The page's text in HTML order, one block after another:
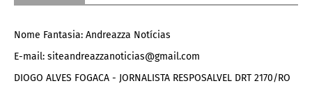
Nome Fantasia: Andreazza Notícias
E-mail: siteandreazzanoticias@gmail.com
DIOGO ALVES FOGACA - JORNALISTA RESPOSALVEL DRT 2170/RO